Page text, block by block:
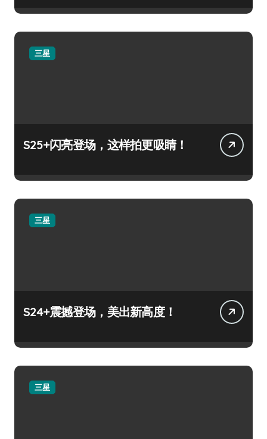
三星
S25+闪亮登场，这样拍更吸睛！
三星
S24+震撼登场，美出新高度！
三星